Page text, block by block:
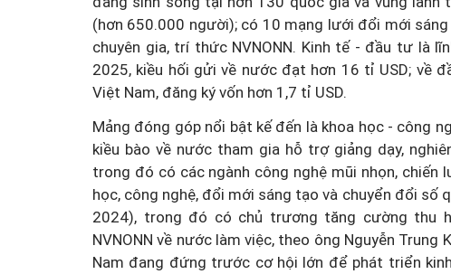
(hơn 650.000 người); có 10 mạng lưới đổi mới
chuyên gia, trí thức NVNONN. Kinh tế - đầu tư là
2025, kiều hối gửi về nước đạt hơn 16 tỉ USD; về
Việt Nam, đăng ký vốn hơn 1,7 tỉ USD.
Mảng đóng góp nổi bật kế đến là khoa học - công
kiều bào về nước tham gia hỗ trợ giảng dạy,
trong đó có các ngành công nghệ mũi nhọn,
học, công nghệ, đổi mới sáng tạo và chuyển đổi số
2024), trong đó có chủ trương tăng cường thu
NVNONN về nước làm việc, theo ông Nguyễn Trung
Nam đang đứng trước cơ hội lớn để phát triển